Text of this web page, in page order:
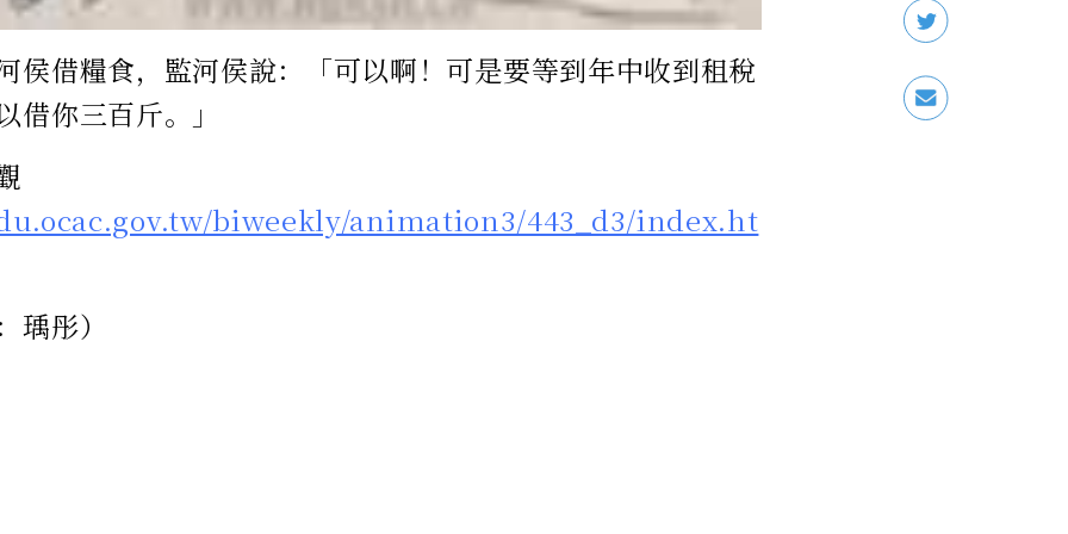
侯借糧食，監河侯說：「可以啊！可是要等到年中收到租稅
借你三百斤。」
biweekly/animation3/443_d3/index.ht
瑀彤）